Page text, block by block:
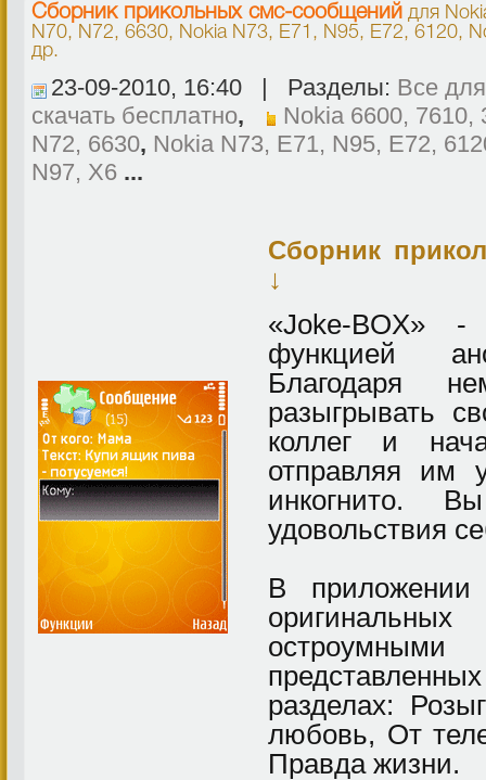
Cборник прикольных смс-сообщений для
N70, N72, 6630, Nokia N73, E71, N95, E72, 6120,
др.
23-09-2010, 16:40 | Разделы: Все
скачать бесплатно,
Nokia 6600, 7610,
N72, 6630, Nokia N73, E71, N95, E72,
N97, X6 ...
Cборник
↓
«Joke-BOX»
функцией
Благодаря
разыгрывать
коллег и
отправляя им
инкогнито.
удовольствия
В
разделах:
любовь, От
Правда жизни.